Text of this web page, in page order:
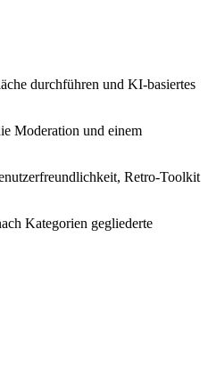
durchführen und KI-basiertes
Moderation und einem
Retro-Toolkit
Kategorien gegliederte